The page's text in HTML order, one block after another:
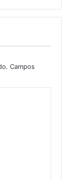
Campos